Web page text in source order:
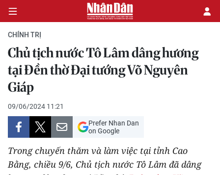
CHÍNH TRỊ
KINH TẾ
VĂN HÓA
XÃ HỘI
PHÁP LUẬT
CHÍNH TRỊ
Chủ tịch nước Tô Lâm dâng hương
tại Đền thờ Đại tướng Võ Nguyên
Giáp
09/06/2024 11:21
Prefer Nhan Dan
on Google
Trong chuyến thăm và làm việc tại tỉnh Cao
Bằng, chiều 9/6, Chủ tịch nước Tô Lâm đã dâng